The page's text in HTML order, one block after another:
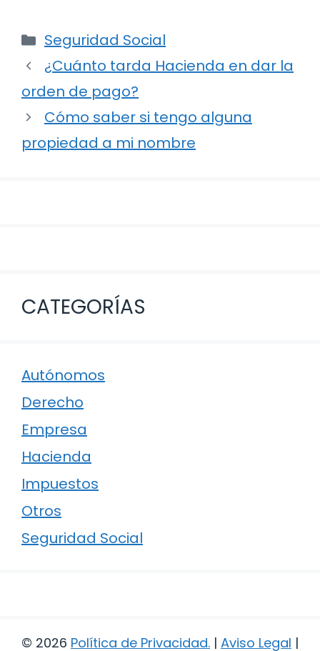
Categorías
Seguridad Social
Navegación
de
entradas
¿Cuánto tarda Hacienda en dar la
orden de pago?
Cómo saber si tengo alguna
propiedad a mi nombre
CATEGORÍAS
Autónomos
Derecho
Empresa
Hacienda
Impuestos
Otros
Seguridad Social
© 2026 Política de Privacidad. | Aviso Legal |